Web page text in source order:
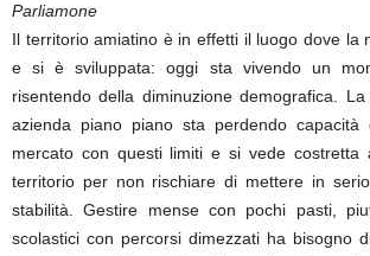
Parliamone
Il territorio amiatino è in effetti il luogo dove la
e si è sviluppata: oggi sta vivendo un
risentendo della diminuzione demografica.
azienda piano piano sta perdendo
mercato con questi limiti e si vede costretta
territorio per non rischiare di mettere in
stabilità. Gestire mense con pochi pasti,
scolastici con percorsi dimezzati ha bisogno